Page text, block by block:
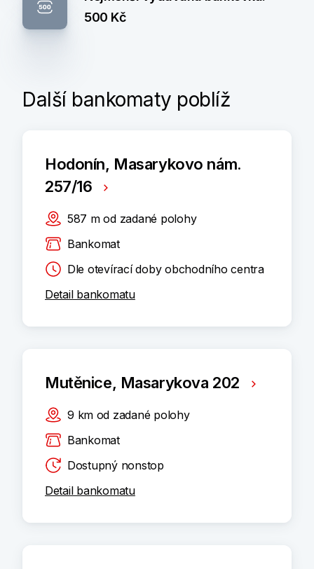
500 Kč
Další bankomaty poblíž
Hodonín, Masarykovo nám.
257/16
587 m od zadané polohy
Bankomat
Dle otevírací doby obchodního centra
Detail bankomatu
Mutěnice, Masarykova 202
9 km od zadané polohy
Bankomat
Dostupný nonstop
Detail bankomatu